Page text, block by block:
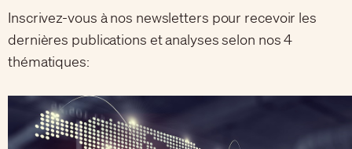
Inscrivez-vous à nos newsletters pour recevoir les
dernières publications et analyses selon nos 4
thématiques: